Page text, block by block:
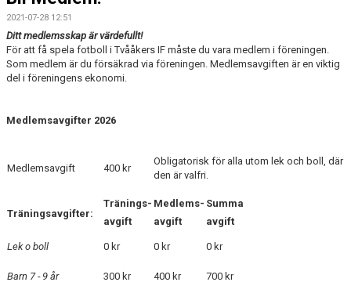
2021-07-28 12:51
Ditt medlemsskap är värdefullt!
För att få spela fotboll i Tvååkers IF måste du vara medlem i föreningen.
Som medlem är du försäkrad via föreningen. Medlemsavgiften är en viktig
del i föreningens ekonomi.
Medlemsavgifter 2026
Medlemsavgift 400 kr
Obligatorisk för alla utom lek och boll, där
den är valfri.
Träningsavgifter:
Tränings- Medlems- Summa
avgift
avgift avgift
Lek o boll 0 kr 0 kr 0 kr
Barn 7 - 9 år 300 kr 400 kr 700 kr